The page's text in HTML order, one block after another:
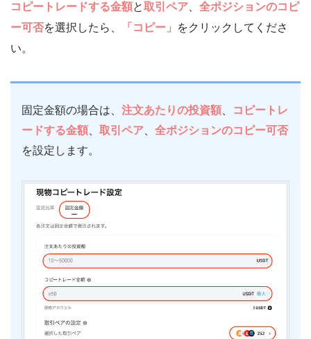
コピートレードする金額と取引ペア
全ポジションのコピ
ー可否を選択したら、 「コピー」
をクリックしてくださ
い。
固定金額の場合は、 注文あたりの投資額
コピートレ
ードする金額
取引ペア
全ポジションのコピー可否
を設定します。